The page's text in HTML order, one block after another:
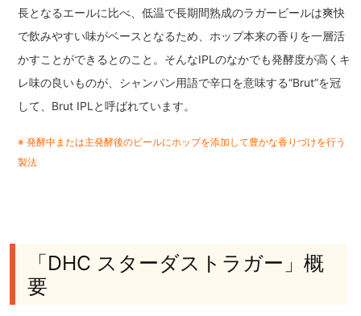
長となるエールに比べ、低温で長期間熟成のラガービールは爽快
で飲みやすい味がベースとなるため、ホップ本来の香りを一層活
かすことができるとのこと。そんなIPLのなかでも発酵度が高くキ
レ味の良いものが、シャンパン用語で辛口を意味する“Brut”を冠
して、Brut IPLと呼ばれています。
※ 発酵中または主発酵後のビールにホップを添加して豊かな香りづけを行う
製法
「DHC スターダストラガー」概
要